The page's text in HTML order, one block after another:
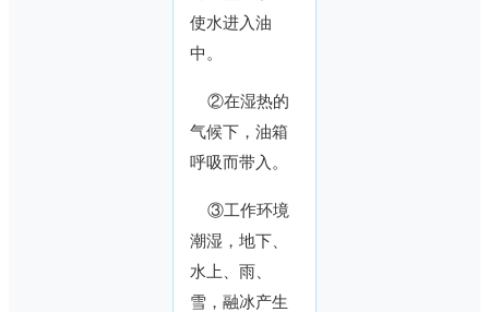
使水进入油
中。
②在湿热的
气候下，油箱
呼吸而带入。
③工作环境
潮湿，地下、
水上、雨、
雪，融冰产生